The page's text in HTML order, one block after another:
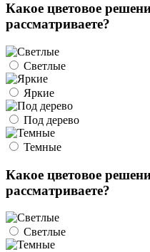
Какое цветовое
рассматриваете?
Светлые
Яркие
Под дерево
Темные
Какое цветовое
рассматриваете?
Светлые